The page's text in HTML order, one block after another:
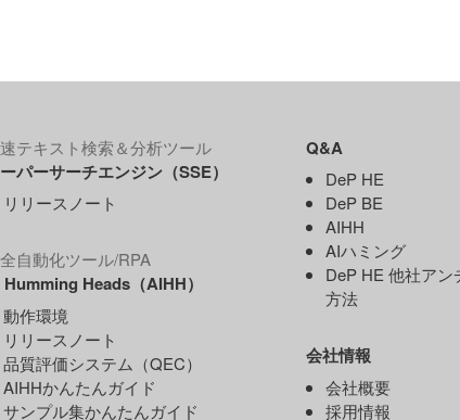
テキスト検索＆分析ツール
パーサーチエンジン（SSE）
リリースノート
自動化ツール/RPA
Heads（AIHH）
動作環境
リリースノート
品質評価システム（QEC）
AIHHかんたんガイド
サンプル集かんたんガイド
Q&A
DeP HE
DeP BE
AIHH
AIハミング
DeP HE 他社ア
方法
会社情報
会社概要
採用情報